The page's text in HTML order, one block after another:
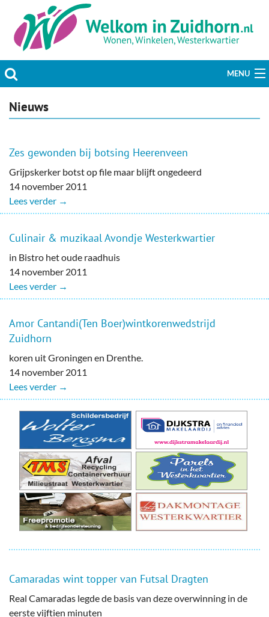
MENU
Actueel
Welzijn & Maatschappij
Bedrijven
Prikbord & Aanbiedingen
Plaats bericht
Nieuws
Zes gewonden bij botsing Heerenveen
Grijpskerker botst op file maar blijft ongedeerd
14 november 2011
Lees verder →
Culinair & muzikaal Avondje Westerkwartier
in Bistro het oude raadhuis
14 november 2011
Lees verder →
Amor Cantandi(Ten Boer)wintkorenwedstrijd
Zuidhorn
koren uit Groningen en Drenthe.
14 november 2011
Lees verder →
Camaradas wint topper van Futsal Dragten
Real Camaradas legde de basis van deze overwinning in de
eerste vijftien minuten